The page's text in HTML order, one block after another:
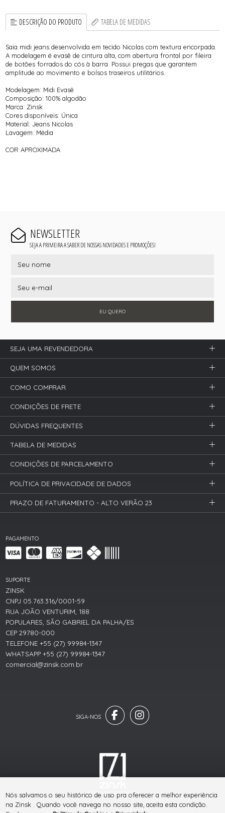
DESCRIÇÃO DO PRODUTO TABELA DE MEDIDAS
Saia midi jeans desenvolvida em tecido Nicolas com textura encorpada.
A modelagem é evasê de cintura alta, com abertura frontal por fileira
de botões forrados do cós à barra. Possui pregas que garantem
amplitude ao movimento e bolsos traseiros utilitários.
Modelagem: Midi Evasê
Composição: 100% algodão
Marca: Zinsk
Cores disponíveis: Única
Material: Jeans Nicolas
Lavagem: Média
COR APROXIMADA
NEWSLETTER
SEJA A PRIMEIRA A SABER DE NOSSAS NOVIDADES E PROMOÇÕES!
EU QUERO
PAGAMENTO
SUPORTE
ZINSK
CNPJ 05.763.316/0001-59
RUA JOÃO VENTURIM, 188
POPULARES, SÃO GABRIEL DA PALHA/ES
CEP 29780-000
TELEFONE +55 (27) 99984-1347
WHATSAPP +55 (27) 99984-1347
comercial@zinsk.com.br
SEJA UMA REVENDEDORA
QUEM SOMOS
COMO COMPRAR
CONDIÇÕES DE FRETE
DÚVIDAS FREQUENTES
TABELA DE MEDIDAS
CONDIÇÕES DE PARCELAMENTO
POLÍTICA DE PRIVACIDADE DE DADOS
PRAZO DE FATURAMENTO - ALTO VERÃO 23
® TODOS DIREITOS RESERVADOS
Nós salvamos o seu histórico de uso pra oferecer a melhor experiência
na Zinsk . Quando você navega no nosso site, aceita esta condição.